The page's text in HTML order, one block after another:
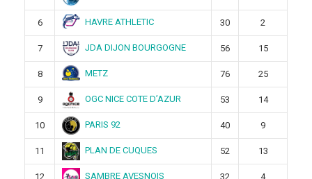
6 HAVRE ATHLETIC 30 2
7 JDA DIJON BOURGOGNE 56 15
8 METZ 76 25
9 OGC NICE COTE D’AZUR 53 14
10 PARIS 92 40 9
11 PLAN DE CUQUES 52 13
12 SAMBRE AVESNOIS 32 4